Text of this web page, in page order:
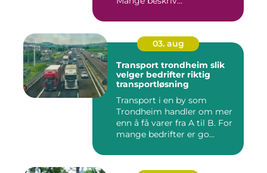
03. aug
Transport trondheim slik
velger bedrifter riktig
transportløsning
Transport i en by som
Trondheim handler om mer
enn å få varer fra A til B. For
mange bedrifter er go...